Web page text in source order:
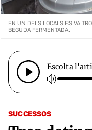
SUCCESSOS
EN UN DELS LOCALS ES VA
BEGUDA FERMENTADA.
Escolta